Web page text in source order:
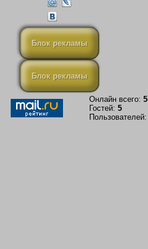
Блок рекламы
Блок рекламы
Онлайн всего: 5
Гостей: 5
Пользователей: